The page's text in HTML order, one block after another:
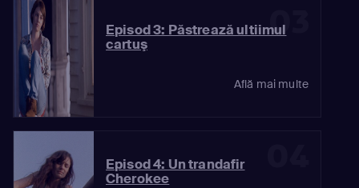
03
Episod 3: Păstrează ultiimul
cartuş
Află mai multe
Episod 4: Un trandafir
Cherokee